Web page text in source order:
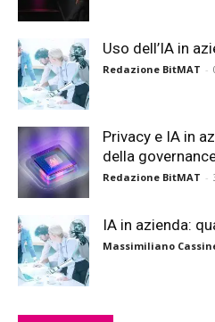
Uso dell’IA in
Redazione BitMAT -
Privacy e IA in
della
Redazione BitMAT -
IA in azienda:
Massimiliano